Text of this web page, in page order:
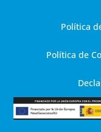
Política
Política de